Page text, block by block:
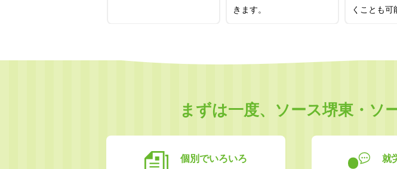
きます。
くことも可
まずは一度、ソース堺東・ソ
個別でいろいろ
就